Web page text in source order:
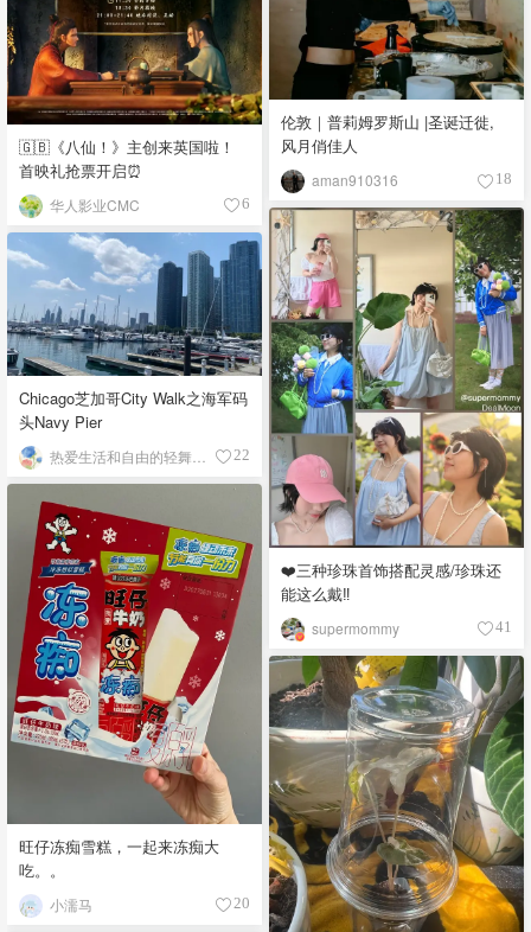
🇬🇧《八仙！》主创来英国啦！
首映礼抢票开启⏰
华人影业CMC 6
伦敦｜普莉姆罗斯山 |圣诞迁徙,
风月俏佳人
aman910316 18
❤️三种珍珠首饰搭配灵感/珍珠还
能这么戴‼️
supermommy 41
Chicago芝加哥City Walk之海军码
头Navy Pier
22
旺仔冻痴雪糕，一起来冻痴大
吃。。
小濡马 20